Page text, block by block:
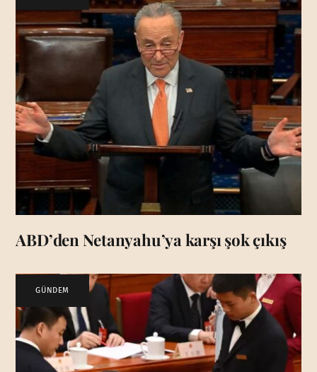
ABD’den Netanyahu’ya karşı şok çıkış
GÜNDEM